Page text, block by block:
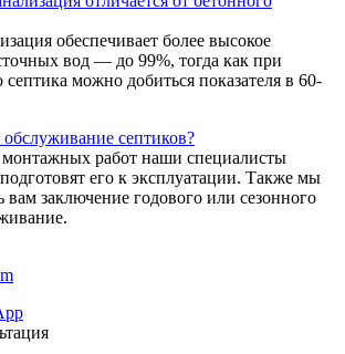
обеспечивает более высокое
вод — до 99%, тогда как при
можно добиться показателя в 60-
септиков?
работ наши специалисты
его к эксплуатации. Также мы
заключение годового или сезонного